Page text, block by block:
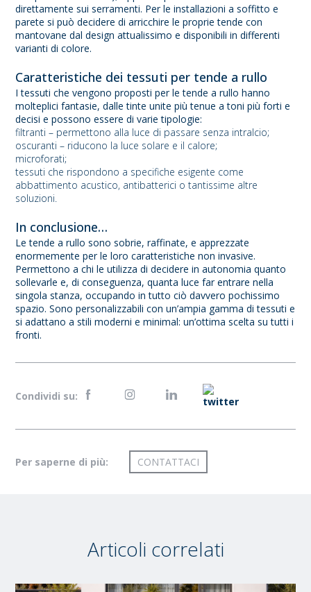
direttamente sui serramenti. Per le installazioni a soffitto e
parete si può decidere di arricchire le proprie tende con
mantovane dal design attualissimo e disponibili in differenti
varianti di colore.
Caratteristiche dei tessuti per tende a rullo
I tessuti che vengono proposti per le tende a rullo hanno
molteplici fantasie, dalle tinte unite più tenue a toni più forti e
decisi e possono essere di varie tipologie:
filtranti – permettono alla luce di passare senza intralcio;
oscuranti – riducono la luce solare e il calore;
microforati;
tessuti che rispondono a specifiche esigente come
abbattimento acustico, antibatterici o tantissime altre
soluzioni.
In conclusione…
Le tende a rullo sono sobrie, raffinate, e apprezzate
enormemente per le loro caratteristiche non invasive.
Permettono a chi le utilizza di decidere in autonomia quanto
sollevarle e, di conseguenza, quanta luce far entrare nella
singola stanza, occupando in tutto ciò davvero pochissimo
spazio. Sono personalizzabili con un’ampia gamma di tessuti e
si adattano a stili moderni e minimal: un’ottima scelta su tutti i
fronti.
Condividi su:
Per saperne di più: CONTATTACI
Articoli correlati